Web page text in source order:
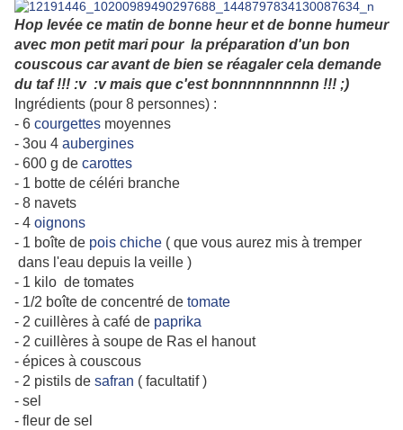
Hop levée ce matin de bonne heur et de bonne humeur
avec mon petit mari pour la préparation d'un bon
couscous car avant de bien se réagaler cela demande
du taf !!! :v :v mais que c'est bonnnnnnnnnn !!! ;)
Ingrédients (pour 8 personnes) :
- 6 courgettes moyennes
- 3ou 4 aubergines
- 600 g de carottes
- 1 botte de céléri branche
- 8 navets
- 4 oignons
- 1 boîte de pois chiche ( que vous aurez mis à tremper
dans l'eau depuis la veille )
- 1 kilo de tomates
- 1/2 boîte de concentré de tomate
- 2 cuillères à café de paprika
- 2 cuillères à soupe de Ras el hanout
- épices à couscous
- 2 pistils de safran ( facultatif )
- sel
- fleur de sel